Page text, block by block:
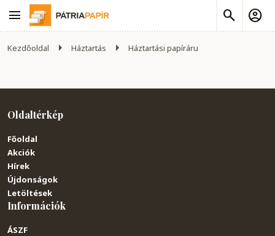
Kezdőoldal Háztartás Háztartási papíráru
Oldaltérkép
Főoldal
Akciók
Hírek
Újdonságok
Letöltések
Információk
ÁSZF